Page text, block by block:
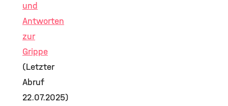
und
Antworten
zur
Grippe
(Letzter
Abruf
22.07.2025)